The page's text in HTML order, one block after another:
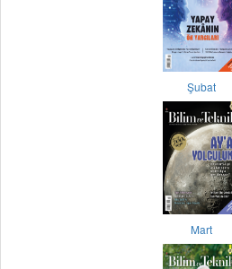
Şubat
Mart